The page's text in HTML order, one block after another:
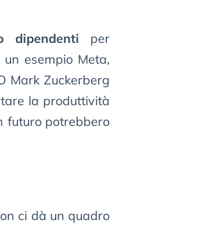
dipendenti per
esempio Meta,
Mark Zuckerberg
la produttività
futuro potrebbero
ci dà un quadro